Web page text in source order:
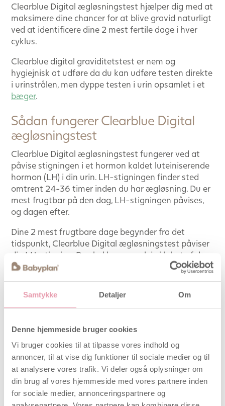
Samtykke Detaljer Om
Denne hjemmeside bruger cookies
Vi bruger cookies til at tilpasse vores indhold og
annoncer, til at vise dig funktioner til sociale medier og til
at analysere vores trafik. Vi deler også oplysninger om
din brug af vores hjemmeside med vores partnere inden
for sociale medier, annonceringspartnere og
Clearblue Digital ægløsningstest hjælper dig med at
maksimere dine chancer for at blive gravid naturligt
ved at identificere dine 2 mest fertile dage i hver
cyklus.
Clearblue digital graviditetstest er nem og
hygiejnisk at udføre da du kan udføre testen direkte
i urinstrålen, men dyppe testen i urin opsamlet i et
bæger.
Sådan fungerer Clearblue Digital
ægløsningstest
Clearblue Digital ægløsningstest fungerer ved at
påvise stigningen i et hormon kaldet luteiniserende
hormon (LH) i din urin. LH-stigningen finder sted
omtrent 24-36 timer inden du har ægløsning. Du er
mest frugtbar på den dag, LH-stigningen påvises,
og dagen efter.
Dine 2 mest frugtbare dage begynder fra det
tidspunkt, Clearblue Digital ægløsningstest påviser
din LH-stigning. Du skal have samleje i løbet af de
næste 48 timer for at maksimere din chance for at
Når testen viser en smily er der påvist en LH-
stigning og du har nået dit mest frugtbare
derimod en tom ring i displayet betyder det at
testen er negativ og du skal teste igen næste dag
på samme tid.
Clearblue Digital Ægløsningstest kommer i pakker
med 10 test-penne til engangsbrug, samt
1 genanvendelig aflæsningsenhed, som holder og